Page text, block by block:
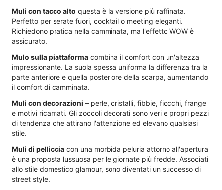
Muli con tacco alto questa è la versione più raffinata.
Perfetto per serate fuori, cocktail o meeting eleganti.
Richiedono pratica nella camminata, ma l'effetto WOW è
assicurato.
Mulo sulla piattaforma combina il comfort con un'altezza
impressionante. La suola spessa uniforma la differenza tra la
parte anteriore e quella posteriore della scarpa, aumentando
il comfort di camminata.
Muli con decorazioni – perle, cristalli, fibbie, fiocchi, frange
e motivi ricamati. Gli zoccoli decorati sono veri e propri pezzi
di tendenza che attirano l'attenzione ed elevano qualsiasi
stile.
Muli di pelliccia con una morbida peluria attorno all'apertura
è una proposta lussuosa per le giornate più fredde. Associati
allo stile domestico glamour, sono diventati un successo di
street style.